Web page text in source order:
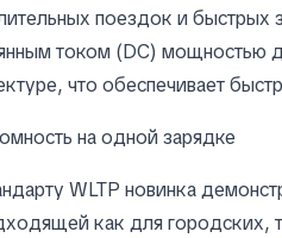
поездок и
током (DC) мощностью
что обеспечивает
на одной зарядке
WLTP новинка
как для городских,